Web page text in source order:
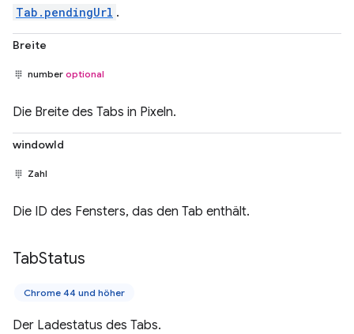
Tab.pendingUrl .
Breite
number optional
Die Breite des Tabs in Pixeln.
windowId
Zahl
Die ID des Fensters, das den Tab enthält.
TabStatus
Chrome 44 und höher
Der Ladestatus des Tabs.